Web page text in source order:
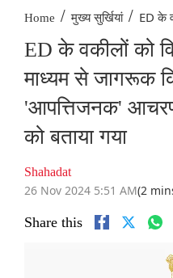
Home / मुख्य सुर्खियां / ED के
ED के वकीलों को
माध्यम से जागरूक
'आपत्तिजनक' आचरण
को बताया गया
Shahadat
26 Nov 2024 5:51 AM(2
Share this